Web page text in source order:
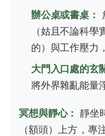
辦公桌或書桌：
（姑且不論科
的）與工作壓力
大門入口處的玄
將外界雜亂能量
冥想與靜心： 靜坐
（額頭）上方，